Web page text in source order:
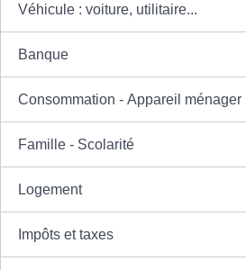
Véhicule : voiture, utilitaire...
Banque
Consommation - Appareil ménager
Famille - Scolarité
Logement
Impôts et taxes